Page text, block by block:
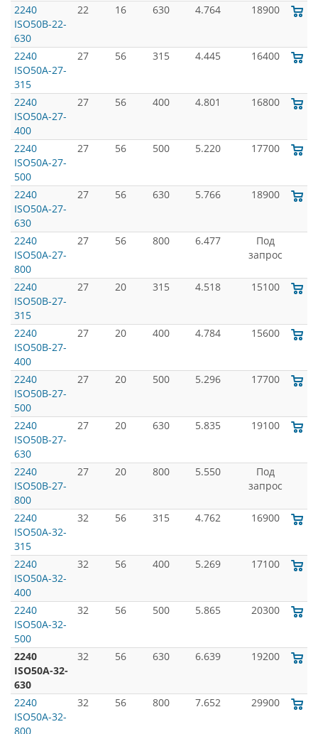
2240
ISO50B-22-
630
22 16 630 4.764 18900
2240
ISO50A-27-
315
27 56 315 4.445 16400
2240
ISO50A-27-
400
27 56 400 4.801 16800
2240
ISO50A-27-
500
27 56 500 5.220 17700
2240
ISO50A-27-
630
27 56 630 5.766 18900
2240
ISO50A-27-
800
27 56 800 6.477
Под
запрос
2240
ISO50B-27-
315
27 20 315 4.518 15100
2240
ISO50B-27-
400
27 20 400 4.784 15600
2240
ISO50B-27-
500
27 20 500 5.296 17700
2240
ISO50B-27-
630
27 20 630 5.835 19100
2240
ISO50B-27-
800
27 20 800 5.550
Под
запрос
2240
ISO50A-32-
315
32 56 315 4.762 16900
2240
ISO50A-32-
400
32 56 400 5.269 17100
2240
ISO50A-32-
500
32 56 500 5.865 20300
2240
ISO50A-32-
630
32 56 630 6.639 19200
2240
ISO50A-32-
800
32 56 800 7.652 29900